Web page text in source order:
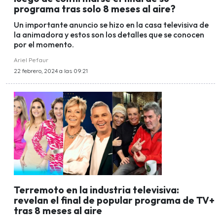
programa tras solo 8 meses al aire?
Un importante anuncio se hizo en la casa televisiva de
la animadora y estos son los detalles que se conocen
por el momento.
Ariel Pefaur
22 febrero, 2024 a las 09:21
Terremoto en la industria televisiva:
revelan el final de popular programa de TV+
tras 8 meses al aire